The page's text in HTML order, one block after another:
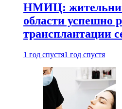
НМИЦ:
области успешно
трансплантации
1 год спустя1 год спустя